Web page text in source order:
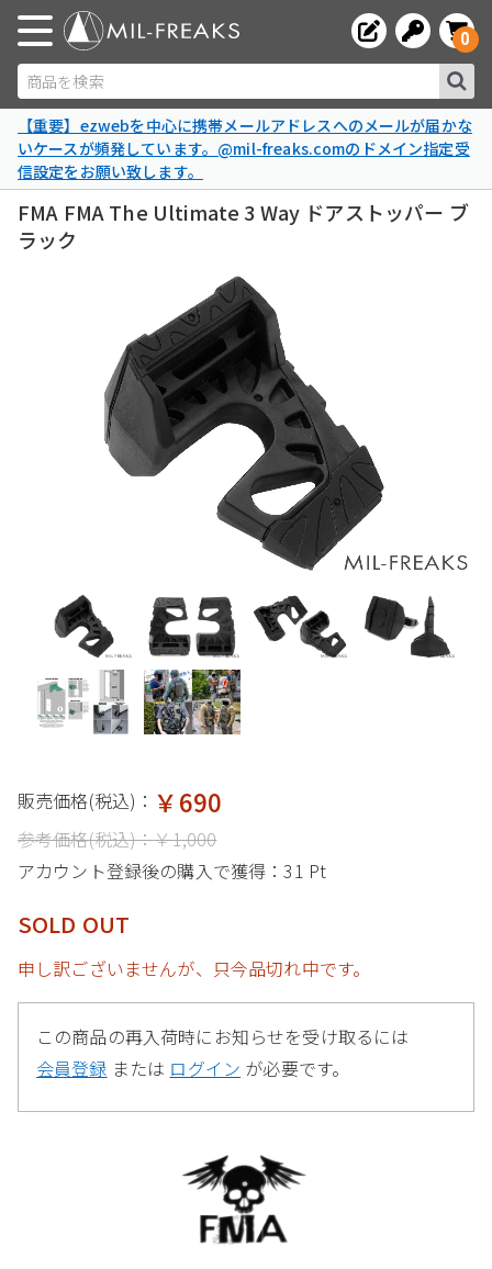
商品を検索
0
【重要】ezwebを中心に携帯メールアドレスへのメールが届かな
いケースが頻発しています。@mil-freaks.comのドメイン指定受
信設定をお願い致します。
FMA FMA The Ultimate 3 Way ドアストッパー ブ
ラック
販売価格(税込)： ￥690
参考価格(税込)：￥1,000
アカウント登録後の購入で獲得：31 Pt
SOLD OUT
申し訳ございませんが、只今品切れ中です。
この商品の再入荷時にお知らせを受け取るには
会員登録 または ログイン が必要です。